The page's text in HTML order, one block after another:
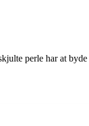
perle har at